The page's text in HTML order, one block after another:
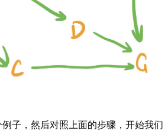
子，然后对照上面的步骤，开始我们